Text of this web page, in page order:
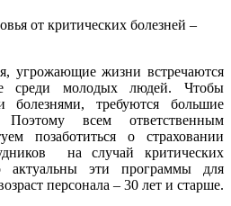
от критических болезней –
угрожающие жизни встречаются
среди молодых людей. Чтобы
болезнями, требуются большие
всем ответственным
позаботиться о страховании
на случай критических
актуальны эти программы для
персонала – 30 лет и старше.